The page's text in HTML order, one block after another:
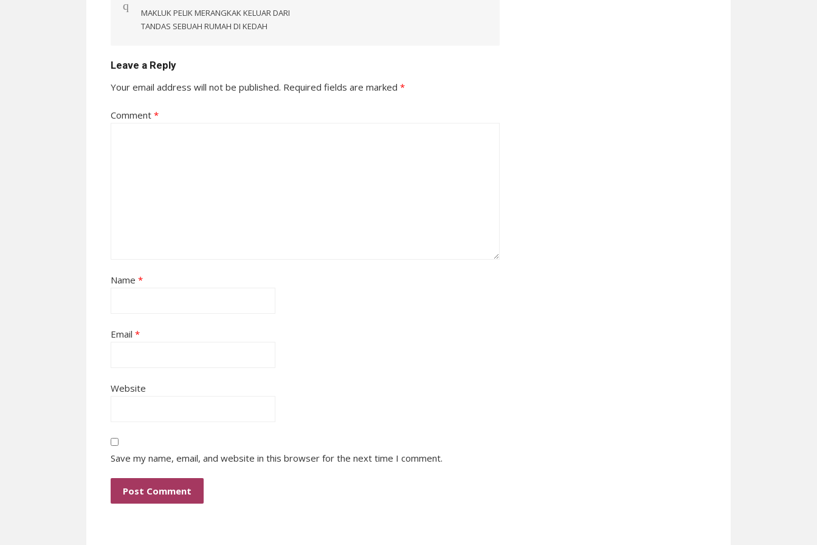
navigation
MAKLUK PELIK MERANGKAK KELUAR DARI
TANDAS SEBUAH RUMAH DI KEDAH
Leave a Reply
Your email address will not be published. Required fields are marked *
Comment *
Name *
Email *
Website
Save my name, email, and website in this browser for the next time I comment.